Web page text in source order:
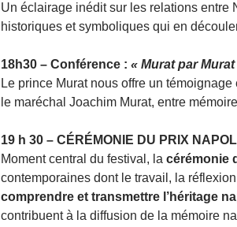
Un éclairage inédit sur les relations
historiques et symboliques qui en
18h30 – Conférence : « Murat par
Le prince Murat nous offre un
le maréchal Joachim Murat, entre
19 h 30 – CÉRÉMONIE DU PRIX
Moment central du festival, la cérémonie
contemporaines dont le travail, la
comprendre et transmettre l’héritage
contribuent à la diffusion de la mémoire